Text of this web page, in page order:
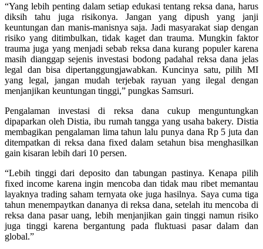
“Yang lebih penting dalam setiap edukasi tentang reksa dana, harus
diksih tahu juga risikonya. Jangan yang dipush yang janji
keuntungan dan manis-manisnya saja. Jadi masyarakat siap dengan
risiko yang ditimbulkan, tidak kaget dan trauma. Mungkin faktor
trauma juga yang menjadi sebab reksa dana kurang populer karena
masih dianggap sejenis investasi bodong padahal reksa dana jelas
legal dan bisa dipertanggungjawabkan. Kuncinya satu, pilih MI
yang legal, jangan mudah terjebak rayuan yang ilegal dengan
menjanjikan keuntungan tinggi,” pungkas Samsuri.
Pengalaman investasi di reksa dana cukup menguntungkan
dipaparkan oleh Distia, ibu rumah tangga yang usaha bakery. Distia
membagikan pengalaman lima tahun lalu punya dana Rp 5 juta dan
ditempatkan di reksa dana fixed dalam setahun bisa menghasilkan
gain kisaran lebih dari 10 persen.
“Lebih tinggi dari deposito dan tabungan pastinya. Kenapa pilih
fixed income karena ingin mencoba dan tidak mau ribet memantau
layaknya trading saham ternyata oke juga hasilnya. Saya cuma tiga
tahun menempaytkan dananya di reksa dana, setelah itu mencoba di
reksa dana pasar uang, lebih menjanjikan gain tinggi namun risiko
juga tinggi karena bergantung pada fluktuasi pasar dalam dan
global.”